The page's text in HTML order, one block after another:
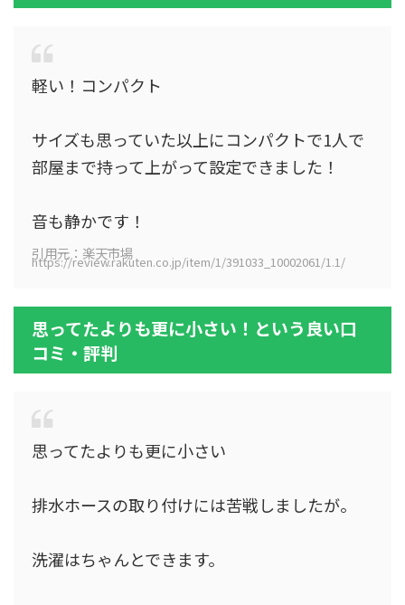
軽い！コンパクト
サイズも思っていた以上にコンパクトで1人で
部屋まで持って上がって設定できました！
音も静かです！
引用元：楽天市場
https://review.rakuten.co.jp/item/1/391033_10002061/1.1/
思ってたよりも更に小さい！という良い口
コミ・評判
思ってたよりも更に小さい
排水ホースの取り付けには苦戦しましたが。
洗濯はちゃんとできます。